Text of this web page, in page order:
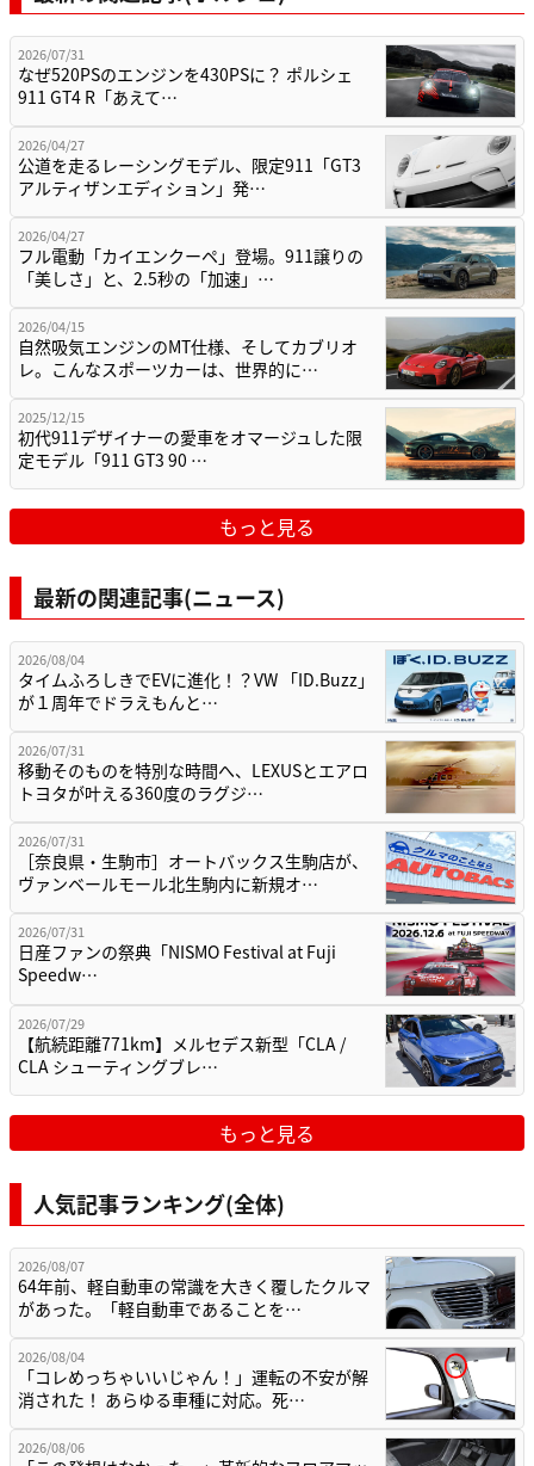
2026/07/31
なぜ520PSのエンジンを430PSに？ ポルシェ
911 GT4 R「あえて…
2026/04/27
公道を走るレーシングモデル、限定911「GT3
アルティザンエディション」発…
2026/04/27
フル電動「カイエンクーペ」登場。911譲りの
「美しさ」と、2.5秒の「加速」…
2026/04/15
自然吸気エンジンのMT仕様、そしてカブリオ
レ。こんなスポーツカーは、世界的に…
2025/12/15
初代911デザイナーの愛車をオマージュした限
定モデル「911 GT3 90 …
もっと見る
最新の関連記事(ニュース)
2026/08/04
タイムふろしきでEVに進化！？VW 「ID.Buzz」
が１周年でドラえもんと…
2026/07/31
移動そのものを特別な時間へ、LEXUSとエアロ
トヨタが叶える360度のラグジ…
2026/07/31
［奈良県・生駒市］オートバックス生駒店が、
ヴァンベールモール北生駒内に新規オ…
2026/07/31
日産ファンの祭典「NISMO Festival at Fuji
Speedw…
2026/07/29
【航続距離771km】メルセデス新型「CLA /
CLA シューティングブレ…
もっと見る
人気記事ランキング(全体)
2026/08/07
64年前、軽自動車の常識を大きく覆したクルマ
があった。「軽自動車であることを…
2026/08/04
「コレめっちゃいいじゃん！」運転の不安が解
消された！ あらゆる車種に対応。死…
2026/08/06